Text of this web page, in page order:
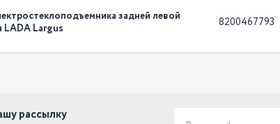
задней левой
LADA Largus
8200467793
рассылку